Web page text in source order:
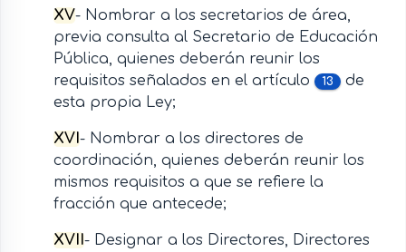
XV- Nombrar a los secretarios de área,
previa consulta al Secretario de Educación
Pública, quienes deberán reunir los
requisitos señalados en el artículo
13
de
esta propia Ley;
XVI - Nombrar a los directores de
coordinación, quienes deberán reunir los
mismos requisitos a que se refiere la
fracción que antecede;
XVII - Designar a los Directores, Directores